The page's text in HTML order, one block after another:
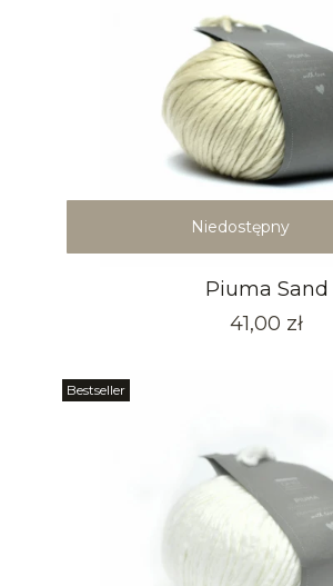
Niedostępny
Piuma Sand
Cena
41,00 zł
Bestseller